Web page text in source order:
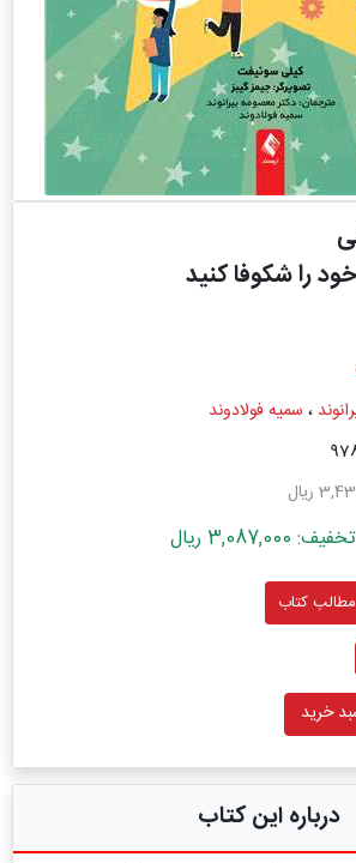
را شکوفا کنید
، سمیه فولادوند
ریال
ریال
کتاب
خرید
درباره این کتاب